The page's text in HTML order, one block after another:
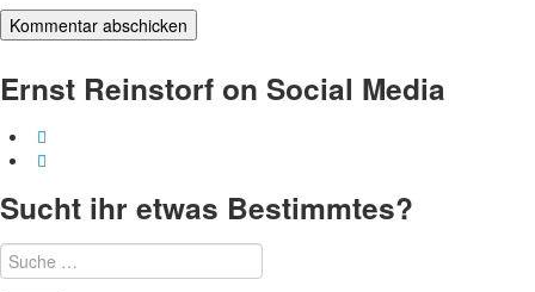
Ernst Reinstorf on Social Media
Sucht ihr etwas Bestimmtes?
Suche
nach: